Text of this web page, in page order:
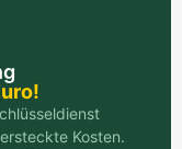
Kosten.